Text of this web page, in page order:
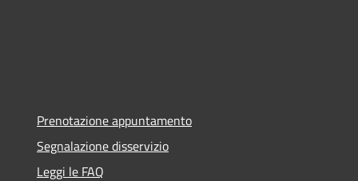
Prenotazione appuntamento
Segnalazione disservizio
Leggi le FAQ